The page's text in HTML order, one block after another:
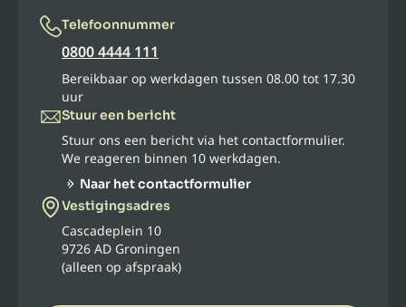
Telefoonnummer
0800 4444 111
Bereikbaar op werkdagen tussen 08.00 tot 17.30
uur
Stuur een bericht
Stuur ons een bericht via het contactformulier.
We reageren binnen 10 werkdagen.
Naar het contactformulier
Vestigingsadres
Cascadeplein 10
9726 AD Groningen
(alleen op afspraak)